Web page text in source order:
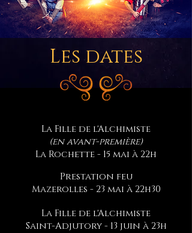
Les dates
La Fille de l'Alchimiste
(en avant-première)
La Rochette - 15 mai à 22h
Prestation feu
Mazerolles - 23 mai à 22h30
La Fille de l'Alchimiste
Saint-Adjutory - 13 juin à 23h